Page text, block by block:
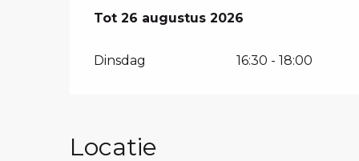
Vanaf4 augustus 2026
Tot 26 augustus 2026
Dinsdag 16:30 - 18:00
Locatie